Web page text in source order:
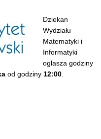
Dziekan
Wydziału
Matematyki i
Informatyki
ogłasza godziny
od godziny 12:00